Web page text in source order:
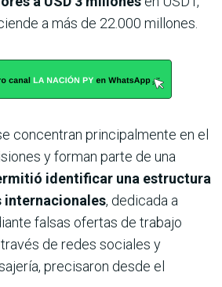
a más de 22.000 millones.
concentran principalmente en el
y forman parte de una
identificar una estructura
internacionales, dedicada a
falsas ofertas de trabajo
de redes sociales y
precisaron desde el